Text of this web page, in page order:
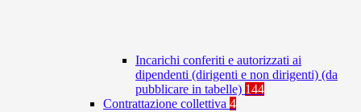
Incarichi conferiti e autorizzati ai
dipendenti (dirigenti e non dirigenti) (da
pubblicare in tabelle) 144
Contrattazione collettiva 4